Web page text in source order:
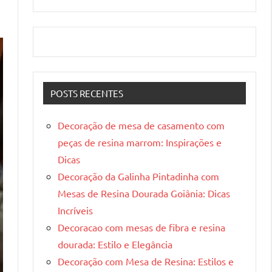
POSTS RECENTES
Decoração de mesa de casamento com
peças de resina marrom: Inspirações e
Dicas
Decoração da Galinha Pintadinha com
Mesas de Resina Dourada Goiânia: Dicas
Incríveis
Decoracao com mesas de fibra e resina
dourada: Estilo e Elegância
Decoração com Mesa de Resina: Estilos e